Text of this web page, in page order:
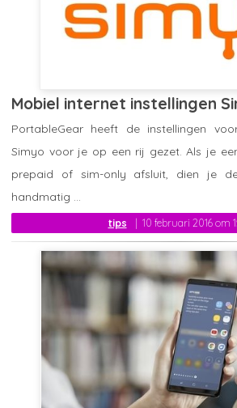
Mobiel internet instellingen
tips 10 februari 2016 om
PortableGear heeft de instellingen
Simyo voor je op een rij gezet. Als je
prepaid of sim-only afsluit, dien je
handmatig ...